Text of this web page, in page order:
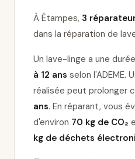
À Étampes, 3
dans la réparation de
Un lave-linge a une
à 12 ans selon l'ADEME.
réalisée peut prolonger
ans. En réparant, vous
d'environ 70 kg de CO₂
kg de déchets